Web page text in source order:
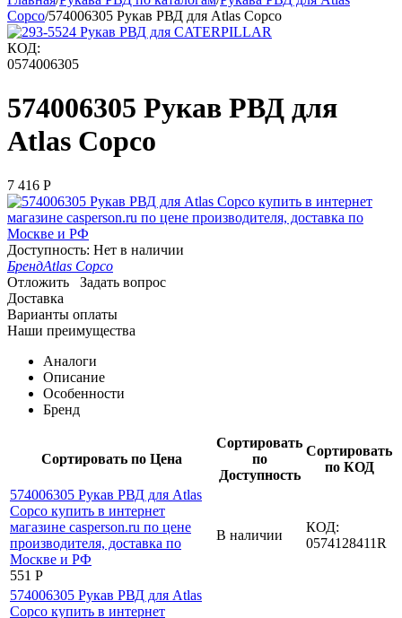
Copco/574006305 Рукав РВД для Atlas Copco
КОД:
0574006305
574006305 Рукав РВД для
Atlas Copco
7 416 Р
Доступность: Нет в наличии
БрендAtlas Copco
Отложить
Задать вопрос
Доставка
Варианты оплаты
Наши преимущества
Аналоги
Описание
Особенности
Бренд
Сортировать по Цена
Сортировать
по
Доступность
Сортировать
по КОД
‍551‍ Р
В наличии
КОД:
0574128411R